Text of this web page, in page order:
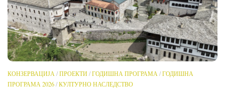
КОНЗЕРВАЦИЈА/ПРОЕКТИ/ГОДИШНА ПРОГРАМА/ГОДИШНА
ПРОГРАМА 2026/КУЛТУРНО НАСЛЕДСТВО